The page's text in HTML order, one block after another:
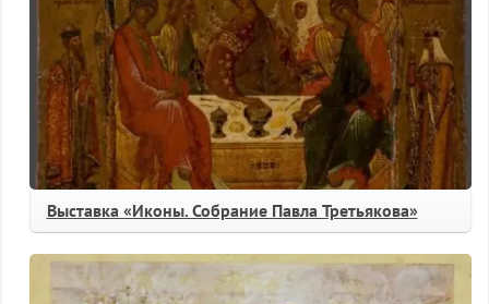
Выставка «Иконы. Собрание Павла Третьякова»